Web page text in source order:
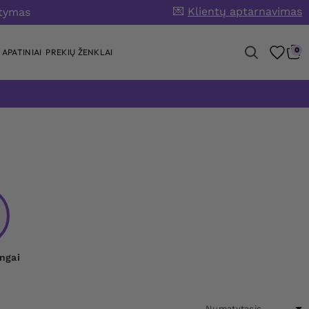
💌 Klientų aptarnavimas
PREKIŲ ŽENKLAI 0